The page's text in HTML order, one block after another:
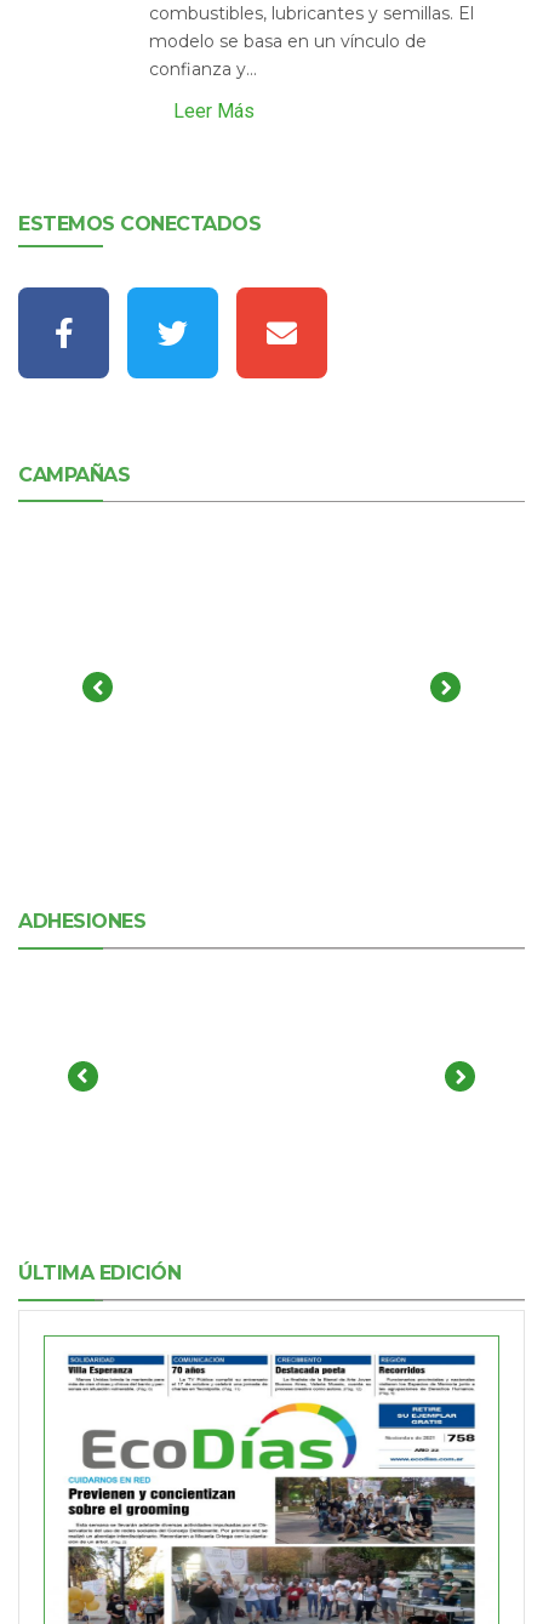
combustibles, lubricantes y semillas. El
modelo se basa en un vínculo de
confianza y...
Leer Más
ESTEMOS CONECTADOS
CAMPAÑAS
ADHESIONES
ÚLTIMA EDICIÓN